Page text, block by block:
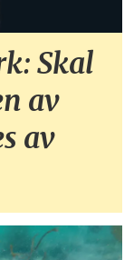
Skal
av
av